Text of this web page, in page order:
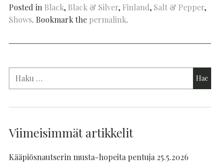
Posted in Black, Black & Silver, Finland, Salt & Pepper,
Shows. Bookmark the permalink.
Viimeisimmät artikkelit
Kääpiösnautserin musta-hopeita pentuja 25.5.2026